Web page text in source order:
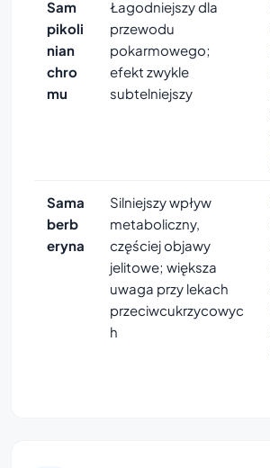
Sam
pikoli
nian
chro
mu
Łagodniejszy dla
przewodu
pokarmowego;
efekt zwykle
subtelniejszy
Sama
berb
eryna
Silniejszy wpływ
metaboliczny,
częściej objawy
jelitowe; większa
uwaga przy lekach
przeciwcukrzycowyc
h